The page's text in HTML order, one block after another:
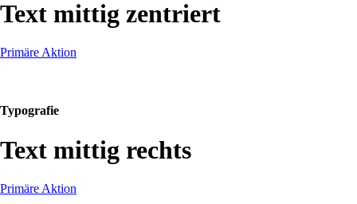
Text mittig zentriert
Primäre Aktion
Typografie
Text mittig rechts
Primäre Aktion